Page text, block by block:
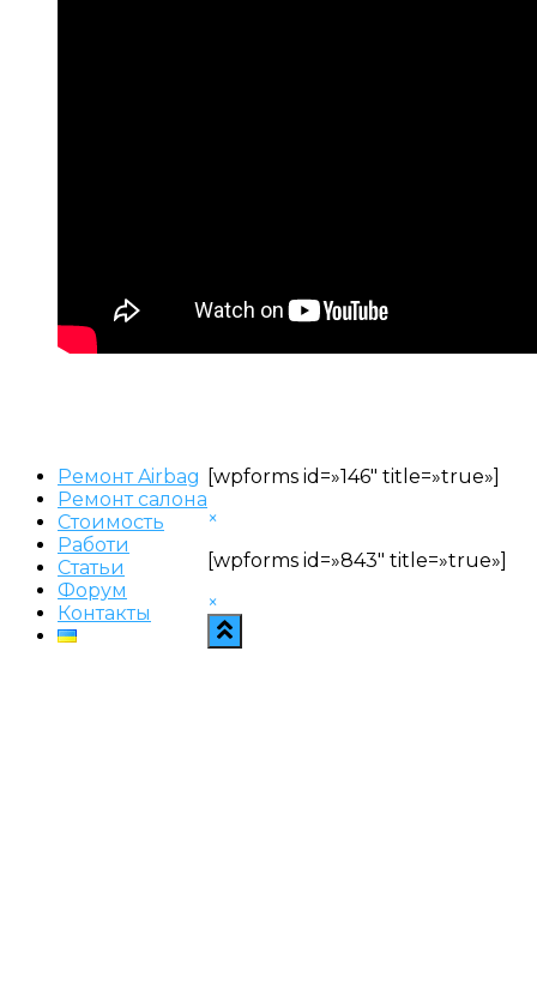
Ремонт Airbag
Ремонт салона
Стоимость
Работи
Статьи
Форум
Контакты
[wpforms id=»146″ title=»true»]
×
[wpforms id=»843″ title=»true»]
×